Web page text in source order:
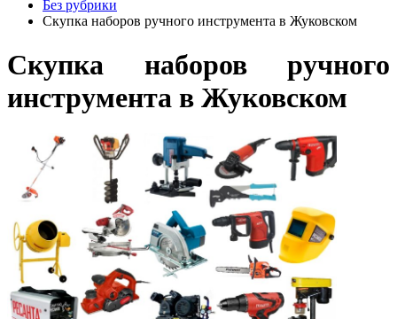
Без рубрики
Скупка наборов ручного инструмента в Жуковском
Скупка наборов ручного
инструмента в Жуковском